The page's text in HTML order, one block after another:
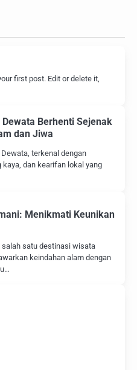
first post. Edit or delete it,
Berhenti Sejenak
dan Jiwa
terkenal dengan
kaya, dan kearifan lokal yang
Menikmati Keunikan
satu destinasi wisata
keindahan alam dengan